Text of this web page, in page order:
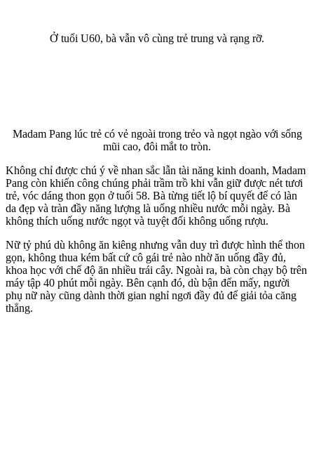
Ở tuổi U60, bà vẫn vô cùng trẻ trung và rạng rỡ.
Madam Pang lúc trẻ có vẻ ngoài trong trẻo và ngọt ngào với sống
mũi cao, đôi mắt to tròn.
Không chỉ được chú ý về nhan sắc lẫn tài năng kinh doanh, Madam
Pang còn khiến công chúng phải trầm trồ khi vẫn giữ được nét tươi
trẻ, vóc dáng thon gọn ở tuổi 58. Bà từng tiết lộ bí quyết để có làn
da đẹp và tràn đầy năng lượng là uống nhiều nước mỗi ngày. Bà
không thích uống nước ngọt và tuyệt đối không uống rượu.
Nữ tỷ phú dù không ăn kiêng nhưng vẫn duy trì được hình thể thon
gọn, không thua kém bất cứ cô gái trẻ nào nhờ ăn uống đầy đủ,
khoa học với chế độ ăn nhiều trái cây. Ngoài ra, bà còn chạy bộ trên
máy tập 40 phút mỗi ngày. Bên cạnh đó, dù bận đến mấy, người
phụ nữ này cũng dành thời gian nghỉ ngơi đầy đủ để giải tỏa căng
thẳng.